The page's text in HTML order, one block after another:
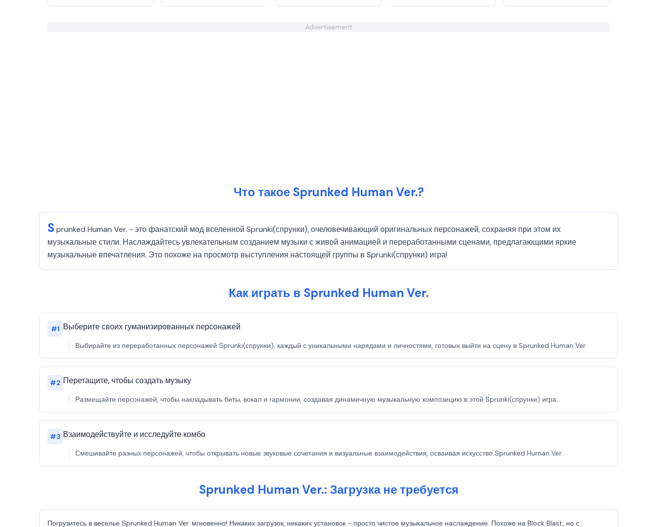
Demolition
Advertisement
Что такое Sprunked Human Ver.?
Sprunked Human Ver. - это фанатский мод вселенной Sprunki(спрунки), очеловечивающий оригинальных персонажей, сохраняя при этом их
музыкальные стили. Наслаждайтесь увлекательным созданием музыки с живой анимацией и переработанными сценами, предлагающими яркие
музыкальные впечатления. Это похоже на просмотр выступления настоящей группы в Sprunki(спрунки) игра!
Как играть в Sprunked Human Ver.
#1 Выберите своих гуманизированных персонажей
Выбирайте из переработанных персонажей Sprunki(спрунки), каждый с уникальными нарядами и личностями, готовых выйти на сцену в Sprunked Human Ver.
#2 Перетащите, чтобы создать музыку
Размещайте персонажей, чтобы накладывать биты, вокал и гармонии, создавая динамичную музыкальную композицию в этой Sprunki(спрунки) игра.
#3 Взаимодействуйте и исследуйте комбо
Смешивайте разных персонажей, чтобы открывать новые звуковые сочетания и визуальные взаимодействия, осваивая искусство Sprunked Human Ver.
Sprunked Human Ver.: Загрузка не требуется
Погрузитесь в веселье Sprunked Human Ver. мгновенно! Никаких загрузок, никаких установок - просто чистое музыкальное наслаждение. Похоже на Block Blast, но с